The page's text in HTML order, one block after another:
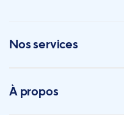
Nos services
À propos